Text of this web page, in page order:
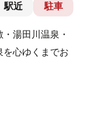
駅近 駐車
湯田川温泉・
を心ゆくまでお